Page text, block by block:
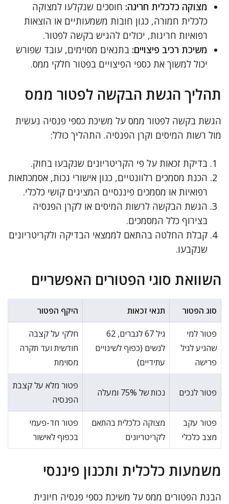
מצוקה כלכלית חריגה: חוסכים שנקלעו למצוקה
כלכלית חמורה, כגון חובות משמעותיים או הוצאות
רפואיות חריגות, יכולים להגיש בקשה לפטור.
משיכת רכיב פיצויים: בתנאים מסוימים, עובד שפורש
יכול למשוך את כספי הפיצויים בפטור חלקי ממס.
תהליך הגשת הבקשה לפטור ממס
הגשת בקשה לפטור ממס על משיכת כספי פנסיה נעשית
מול רשות המיסים וקרן הפנסיה. התהליך כולל:
בדיקת זכאות על פי הקריטריונים שנקבעו בחוק.
הכנת מסמכים רלוונטיים, כגון אישורי נכות, אסמכתאות
רפואיות או מסמכים פיננסיים המציגים קושי כלכלי.
הגשת הבקשה לרשות המיסים או לקרן הפנסיה
בצירוף כלל המסמכים.
קבלת החלטה בהתאם לממצאי הבדיקה ולקריטריונים
שנקבעו.
השוואת סוגי הפטורים האפשריים
סוג הפטור תנאי זכאות היקף הפטור
פטור למי
שהגיע לגיל
פרישה
גיל 67 לגברים, 62
לנשים (כפוף לשינויים
עתידיים)
חלקי על קצבה
חודשית ועד תקרה
מסוימת
פטור לנכים נכות של 75% ומעלה
פטור מלא על קצבת
הפנסיה
פטור עקב
מצב כלכלי
מצוקה כלכלית בהתאם
לקריטריונים
פטור חד-פעמי
בכפוף לאישור
משמעות כלכלית ותכנון פיננסי
הבנת הפטורים ממס על משיכת כספי פנסיה חיונית